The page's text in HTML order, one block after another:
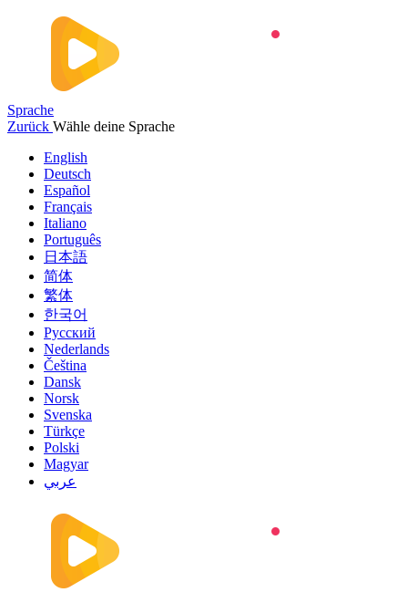
Sprache
Zurück Wähle deine Sprache
English
Deutsch
Español
Français
Italiano
Português
日本語
简体
繁体
한국어
Русский
Nederlands
Čeština
Dansk
Norsk
Svenska
Türkçe
Polski
Magyar
عربي